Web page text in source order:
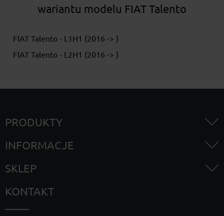
wariantu modelu FIAT Talento
FIAT Talento - L1H1 (2016 -> )
FIAT Talento - L2H1 (2016 -> )
PRODUKTY
INFORMACJE
SKLEP
KONTAKT